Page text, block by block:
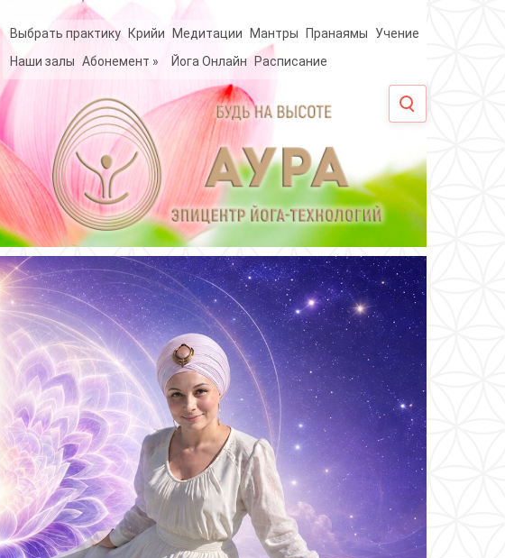
Выбрать практику Крийи Медитации Мантры Пранаямы
Учение
Наши залы Абонемент » Йога Онлайн Расписание